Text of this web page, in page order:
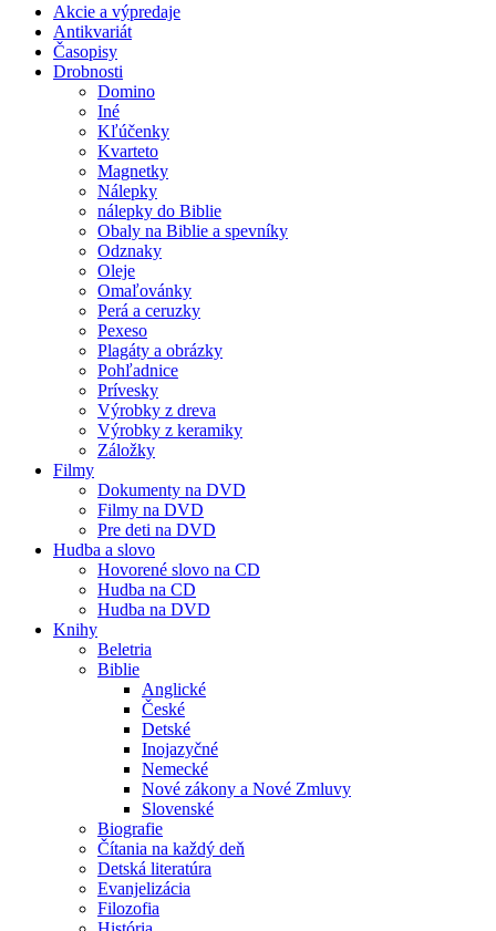
Akcie a výpredaje
Antikvariát
Časopisy
Drobnosti
Domino
Iné
Kľúčenky
Kvarteto
Magnetky
Nálepky
nálepky do Biblie
Obaly na Biblie a spevníky
Odznaky
Oleje
Omaľovánky
Perá a ceruzky
Pexeso
Plagáty a obrázky
Pohľadnice
Prívesky
Výrobky z dreva
Výrobky z keramiky
Záložky
Filmy
Dokumenty na DVD
Filmy na DVD
Pre deti na DVD
Hudba a slovo
Hovorené slovo na CD
Hudba na CD
Hudba na DVD
Knihy
Beletria
Biblie
Anglické
České
Detské
Inojazyčné
Nemecké
Nové zákony a Nové Zmluvy
Slovenské
Biografie
Čítania na každý deň
Detská literatúra
Evanjelizácia
Filozofia